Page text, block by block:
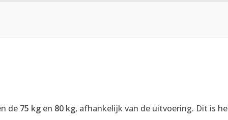
de 75 kg en 80 kg, afhankelijk van de uitvoering. Dit is